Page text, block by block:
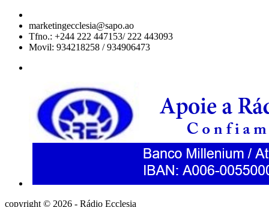
marketingecclesia@sapo.ao
Tfno.: +244 222 447153/ 222 443093
Movil: 934218258 / 934906473
copyright © 2026 - Rádio Ecclesia